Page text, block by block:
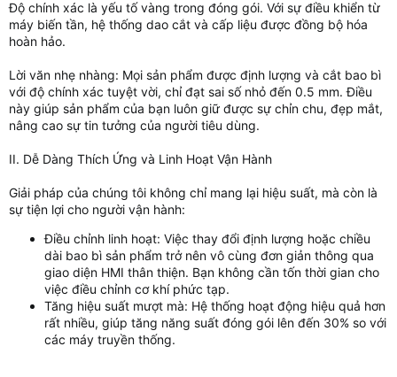
Độ chính xác là yếu tố vàng trong đóng gói. Với sự điều khiển từ
máy biến tần, hệ thống dao cắt và cấp liệu được đồng bộ hóa
hoàn hảo.
Lời văn nhẹ nhàng: Mọi sản phẩm được định lượng và cắt bao bì
với độ chính xác tuyệt vời, chỉ đạt sai số nhỏ đến 0.5 mm. Điều
này giúp sản phẩm của bạn luôn giữ được sự chỉn chu, đẹp mắt,
nâng cao sự tin tưởng của người tiêu dùng.
II. Dễ Dàng Thích Ứng và Linh Hoạt Vận Hành
Giải pháp của chúng tôi không chỉ mang lại hiệu suất, mà còn là
sự tiện lợi cho người vận hành:
Điều chỉnh linh hoạt: Việc thay đổi định lượng hoặc chiều
dài bao bì sản phẩm trở nên vô cùng đơn giản thông qua
giao diện HMI thân thiện. Bạn không cần tốn thời gian cho
việc điều chỉnh cơ khí phức tạp.
Tăng hiệu suất mượt mà: Hệ thống hoạt động hiệu quả hơn
rất nhiều, giúp tăng năng suất đóng gói lên đến 30% so với
các máy truyền thống.